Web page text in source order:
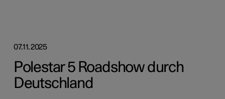
07.11.2025
Polestar 5 Roadshow durch
Deutschland